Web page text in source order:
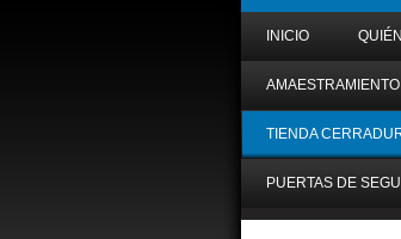
INICIO
TIENDA
PUERTAS DE